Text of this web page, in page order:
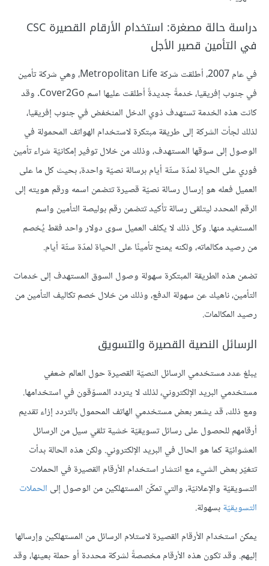
دراسة حالة مصغرة: استخدام الأرقام القصيرة CSC
في التأمين قصير الأجل
في عام 2007، أطلقت شركة Metropolitan Life، وهي شركة تأمين
في جنوب إفريقيا، خدمةً جديدةً أطلقت عليها اسم Cover2Go. وقد
كانت هذه الخدمة تستهدف ذوي الدخل المنخفض في جنوب إفريقيا،
لذلك لجأت الشركة إلى طريقة مبتكرة لاستخدام الهواتف المحمولة في
الوصول إلى سوقها المستهدف، وذلك من خلال توفير إمكانيّة شراء تأمين
فوري على الحياة لمدّة ستّة أيام برسالة نصيّة واحدة، بحيث كل ما على
العميل فعله هو إرسال رسالة نصيّة قصيرة تتضمن اسمه ورقم هويته إلى
الرقم المحدد ليتلقى رسالة تأكيد تتضمن رقم بوليصة التأمين واسم
المستفيد منها. وكل ذلك لا يكلف العميل سوى دولار واحد فقط يُخصم
من رصيد مكالماته، ولكنه يمنح تأمينًا على الحياة لمدّة ستّة أيام.
تضمن هذه الطريقة المبتكرة سهولة وصول السوق المستهدف إلى خدمات
التأمين، ناهيك عن سهولة الدفع، وذلك من خلال خصم تكاليف التأمين من
رصيد المكالمات.
الرسائل النصية القصيرة والتسويق
يبلغ عدد مستخدمي الرسائل النصيّة القصيرة حول العالم ضعفي
مستخدمي البريد الإلكتروني، لذلك لا يتردد المسوّقون في استخدامها.
ومع ذلك، قد يشعر بعض مستخدمي الهاتف المحمول بالتردد إزاء تقديم
أرقامهم للحصول على رسائل تسويقيّة خشية تلقي سيل من الرسائل
العشوائيّة كما هو الحال في البريد الإلكتروني. ولكن هذه الحالة بدأت
تتغيّر بعض الشيء مع انتشار استخدام الأرقام القصيرة في الحملات
التسويقيّة والإعلانيّة، والتي تمكّن المستهلكين من الوصول إلى الحملات
التسويقيّةبسهولة.
يمكن استخدام الأرقام القصيرة لاستلام الرسائل من المستهلكين وإرسالها
إليهم. وقد تكون هذه الأرقام مخصصةً لشركة محددة أو حملة بعينها، وقد